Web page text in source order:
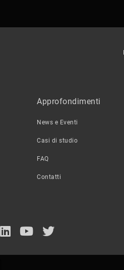
Approfondimenti
News e Eventi
Casi di studio
FAQ
Contatti